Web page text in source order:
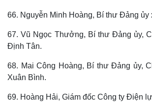
66. Nguyễn Minh Hoàng, Bí thư Đảng ủy
67. Vũ Ngọc Thưởng, Bí thư Đảng ủy,
Định Tân.
68. Mai Công Hoàng, Bí thư Đảng ủy,
Xuân Bình.
69. Hoàng Hải, Giám đốc Công ty Điện